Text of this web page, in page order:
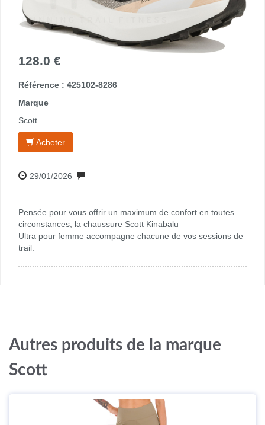
128.0 €
Référence : 425102-8286
Marque
Scott
Acheter
29/01/2026
Pensée pour vous offrir un maximum de confort en toutes
circonstances, la chaussure Scott Kinabalu
Ultra pour femme accompagne chacune de vos sessions de
trail.
Autres produits de la marque
Scott